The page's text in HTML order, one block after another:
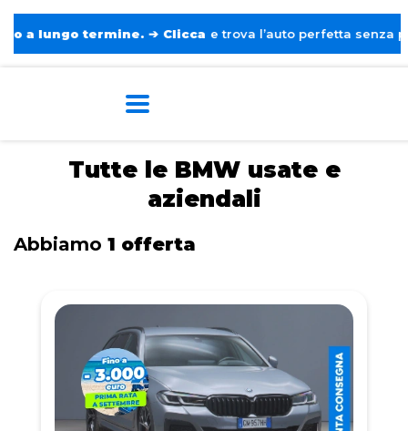
lungo termine. ➔ Clicca e trova l’auto perfetta senza
Tutte le BMW usate e
aziendali
Abbiamo 1 offerta